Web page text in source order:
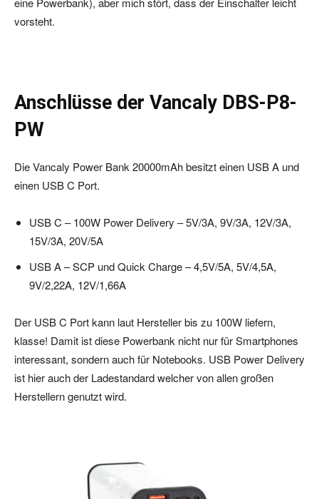
vorsteht.
Anschlüsse der Vancaly DBS-P8-
PW
Die Vancaly Power Bank 20000mAh besitzt einen USB A und
einen USB C Port.
USB C – 100W Power Delivery – 5V/3A, 9V/3A, 12V/3A,
15V/3A, 20V/5A
USB A – SCP und Quick Charge – 4,5V/5A, 5V/4,5A,
9V/2,22A, 12V/1,66A
Der USB C Port kann laut Hersteller bis zu 100W liefern,
klasse! Damit ist diese Powerbank nicht nur für Smartphones
interessant, sondern auch für Notebooks. USB Power Delivery
ist hier auch der Ladestandard welcher von allen großen
Herstellern genutzt wird.